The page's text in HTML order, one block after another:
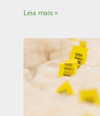
Leia mais »